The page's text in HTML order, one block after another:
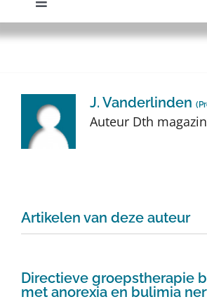
Toggle
Navigation
Home
Auteurs
Over Dth
Contact
J. Vanderlinden (
Auteur Dth
Artikelen van deze auteur
Directieve groepstherapie
met anorexia en bulimia